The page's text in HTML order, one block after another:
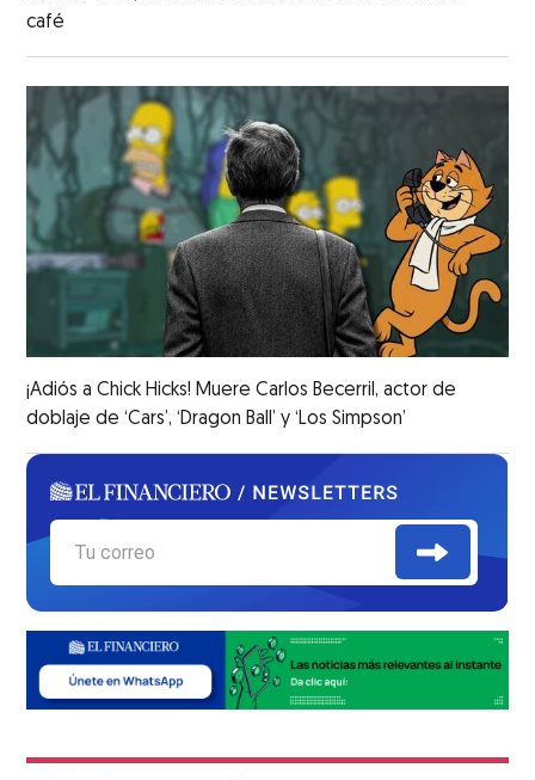
café
¡Adiós a Chick Hicks! Muere Carlos Becerril, actor de
doblaje de ‘Cars’, ‘Dragon Ball’ y ‘Los Simpson’